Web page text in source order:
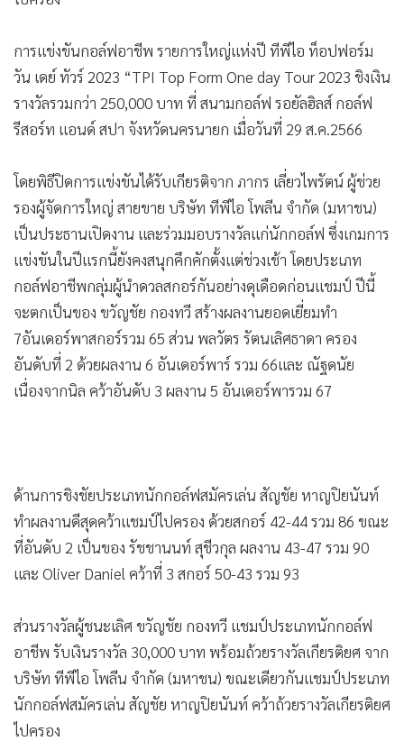
• Motoring
• เกม
• วิทยาศาสตร์
• SMEs
• อินโดจีน
• กองทุนรวม
• Celeb Online
• Factcheck
• ญี่ปุ่น
• News1
•
Gotomanager
Top Form One day Tour 2023" " ด้วยผลงาน 7 อันเดอร์พาร์
ขณะที่ สัญชัย หาญปิยนันท์ แรงจัดไม่แพ้กันคว้าแชมป์สมัครเล่น
ไปครอง
วัน เดย์ ทัวร์ 2023 “TPI Top Form One day Tour 2023 ชิงเงิน
รางวัลรวมกว่า 250,000 บาท ที่ สนามกอล์ฟ รอยัลฮิลส์ กอล์ฟ
รีสอร์ท แอนด์ สปา จังหวัดนครนายก เมื่อวันที่ 29 ส.ค.2566
โดยพิธีปิดการแข่งขันได้รับเกียรติจาก ภากร เลี่ยวไพรัตน์ ผู้ช่วย
รองผู้จัดการใหญ่ สายขาย บริษัท ทีพีไอ โพลีน จำกัด (มหาชน)
เป็นประธานเปิดงาน และร่วมมอบรางวัลแก่นักกอล์ฟ ซึ่งเกมการ
แข่งขันในปีแรกนี้ยังคงสนุกคึกคักตั้งแต่ช่วงเช้า โดยประเภท
กอล์ฟอาชีพกลุ่มผู้นำดวลสกอร์กันอย่างดุเดือดก่อนแชมป์ ปีนี้
เนื่องจากนิล คว้าอันดับ 3 ผลงาน 5 อันเดอร์พารวม 67
ทำผลงานดีสุดคว้าแชมป์ไปครอง ด้วยสกอร์ 42-44 รวม 86 ขณะ
ที่อันดับ 2 เป็นของ รัชชานนท์ สุชีวกุล ผลงาน 43-47 รวม 90
และ Oliver Daniel คว้าที่ 3 สกอร์ 50-43 รวม 93
ส่วนรางวัลผู้ชนะเลิศ ขวัญชัย กองทวี แชมป์ประเภทนักกอล์ฟ